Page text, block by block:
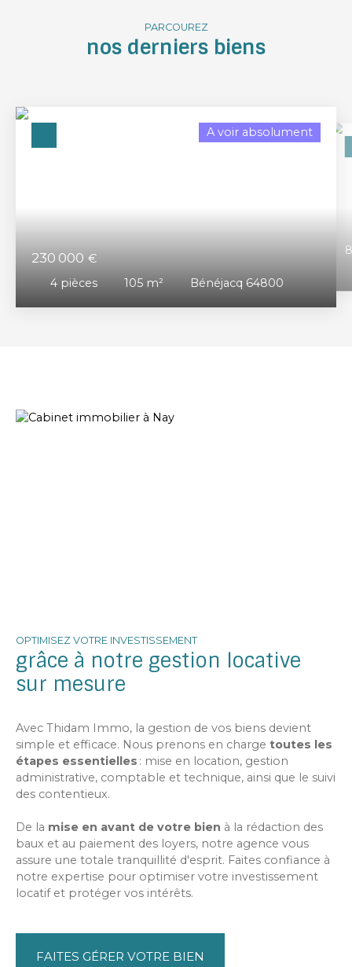
PARCOUREZ
nos derniers biens
230 000 €
4 pièces 105 m² Bénéjacq 64800
A voir absolument
OPTIMISEZ VOTRE INVESTISSEMENT
grâce à notre gestion locative
sur mesure
Avec Thidam Immo, la gestion de vos biens devient
simple et efficace. Nous prenons en charge toutes les
étapes essentielles : mise en location, gestion
administrative, comptable et technique, ainsi que le suivi
des contentieux.
De la mise en avant de votre bien à la rédaction des
baux et au paiement des loyers, notre agence vous
assure une totale tranquillité d'esprit. Faites confiance à
notre expertise pour optimiser votre investissement
locatif et protéger vos intérêts.
FAITES GÉRER VOTRE BIEN